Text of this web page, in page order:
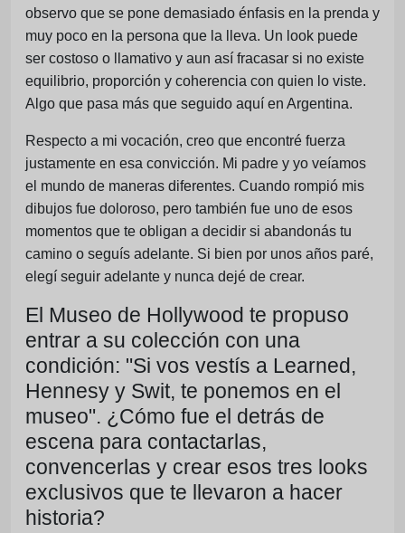
observo que se pone demasiado énfasis en la prenda y
muy poco en la persona que la lleva. Un look puede
ser costoso o llamativo y aun así fracasar si no existe
equilibrio, proporción y coherencia con quien lo viste.
Algo que pasa más que seguido aquí en Argentina.
Respecto a mi vocación, creo que encontré fuerza
justamente en esa convicción. Mi padre y yo veíamos
el mundo de maneras diferentes. Cuando rompió mis
dibujos fue doloroso, pero también fue uno de esos
momentos que te obligan a decidir si abandonás tu
camino o seguís adelante. Si bien por unos años paré,
elegí seguir adelante y nunca dejé de crear.
El Museo de Hollywood te propuso
entrar a su colección con una
condición: "Si vos vestís a Learned,
Hennesy y Swit, te ponemos en el
museo". ¿Cómo fue el detrás de
escena para contactarlas,
convencerlas y crear esos tres looks
exclusivos que te llevaron a hacer
historia?